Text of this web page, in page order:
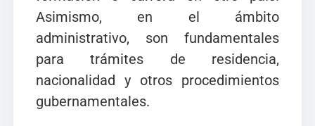
Asimismo, en el ámbito
administrativo, son fundamentales
para trámites de residencia,
nacionalidad y otros procedimientos
gubernamentales.